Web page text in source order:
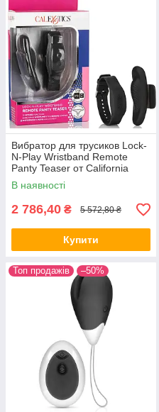
Вибратор для трусиков Lock-
N-Play Wristband Remote
Panty Teaser от California
Exotic all Оригинал
В наявності
2 786,40 ₴ 5 572,80 ₴
Купити
Топ продажів –50%